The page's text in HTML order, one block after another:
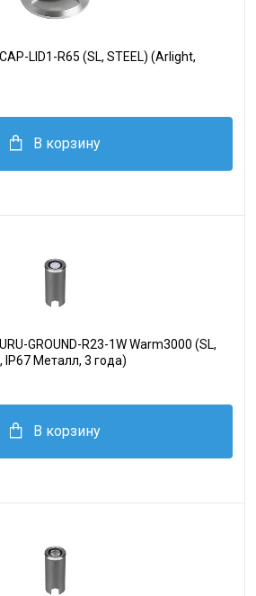
LID1-R65 (SL, STEEL) (Arlight,
В корзину
GROUND-R23-1W Warm3000 (SL,
IP67 Металл, 3 года)
В корзину